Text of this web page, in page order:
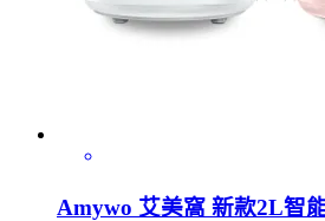
Amywo 艾美窩 新款2L智